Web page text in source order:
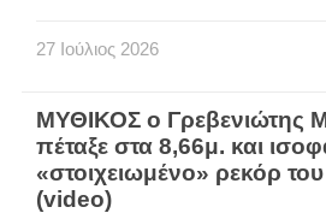
27 Ιούλιος 2026
ΜΥΘΙΚΟΣ ο Γρεβενιώτης
πέταξε στα 8,66μ. και
«στοιχειωμένο» ρεκόρ
(video)